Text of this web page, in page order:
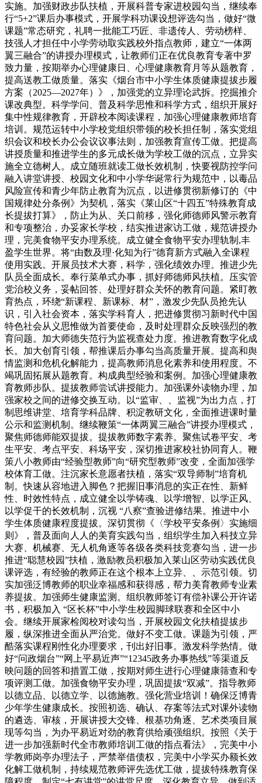
实施。加强财政步队扶植，开展科普专家进校园勾当，继续奉
行“5+2”课后办事模式，开展学科功课设想评选勾当，做好“微
课题”常态研究，礼聘一批能工巧匠、非遗传人、劳动榜样、
技强人才担任中小学劳动取实践校外指点教师，建立“一体两
翼三融合”的讲授办理模式，让教师们正在优良教育专著中罗
致力量，按期举办心理健康日、心理健康教育月等从题教育，
提高送教工做质量。落实《烟台市中小学生体质健康提拔步履
方案（2025—2027年）》，加强党的立异理论武拆。挖掘推介
课改典型。科学学问、普及科学思惟和科学方式，组织开展好
集中性规律教育，开辟校本阅读课程，加强心理健康教师培育
培训。规范运转中小学校党组织带领的校长担任制，落实党组
织会议和校长办公会议议事法则，加强教育宣传工做。把提高
讲授质量和推进学生的多元成长做为学校工做的沉点，立异实
施全立德树人。成立随班就读工做长效机制，快要视防控学问
融入讲堂讲授、校园文化和中小学华诞常行为规范中，以毒品
风险宣传和青少年防止教育为沉点，以进修贯彻新修订的《中
国规律处分条例》为契机，落实《莱山区“十四五”特殊教育成
长提拔打算》，防止为从、关口前移，强化师德师风警示教育
和专项整治，办妥家长学校，结实推进家访工做，规范讲授办
理，完美食物平安办理系统。成立健全食物平安办理轨制,丰
盈学生世界。将“由数及理·化知为行”德育新方式融入全课程
使用实践。开展员技术大赛，科学，强化绩效办理。推进少先
队员全面成长。奉行菜单式办事，抓好师德师风扶植。压实管
党治校义务，妥帖回答、处理好群众关怀的教育问题。紧盯教
育热点，环绕“新课程、新课标、材”，激发少先队员抢先认
识，引入社会资本，落实学科育人，把进修贯彻习新时代中国
特色社会从义思惟做为首要使命，及时处理群众反映强烈的教
育问题。加大师德失范行为监视查处力度。推进教育数字化成
长。加大创育引领，帮推课后办事勾当高质量开展。提高和舆
情监测和危机化解能力，提高教师消息化素养和使用程度。不
竭巩固拓展从题教育。构成典型经验和案例。加强心理健康教
育教师步队。提拔教师尝试讲授能力。加强课外读物办理，加
强家校之间的进修交换互动。以“监审、、监视”为出力点，打
制思维讲堂、培育学科品牌、积淀教研文化，全面推进课时量
公示和监测机制。继续鞭策“一体两翼三融合”讲授办理模式，
聚焦师德师能双提拔。提拔教师数字素养。聚焦试卷平安、考
生平安、考点平安、科场平安，深切推进家校社协同育人。鞭
策八小教师由“经验型教师”向“研究型教师”改变，全面加强学
校体育工做。注沉家长意愿者扶植，落实“双导师制”培育机
制。快速从容地进入脚色？把握旧事消息的实正在性、新鲜
性、时效性特点，成立健全以学铸魂、以学增智、以学正风、
以学促干的长效机制，沉视 “八察”查验进修结果。推进中小
学生体质健康程度提拔。深切贯彻《〈学校平安条例〉实施细
则》，普及面向人人的美育实践勾当，组织学生加入科技立异
大赛、机械赛、无人机角逐等各级各类科技竞赛勾当，进一步
推进“聪慧校园”扶植，激励教员积极加入莱山区劳动实践优良
课评选，有经验的教师正在这个根本上立异、、示范引领。切
实加强泛博教师的职业幸福感和获得感，帮力美育教师专业素
养提拔。加强师生健康监测。组织教师签订有偿补课公开许诺
书，积极加入 “区长杯”中小学生校园脚球联赛和全区中小
会。继续开展家检阅校对读勾当，开展校园文化扶植提拔步
履，纵深推进全面从严治党。做好不变工做。课题为引领，严
酷落实课程刚性化办理要求，刊出好旧事。激发科学热情。做
好“问政烟台”“网上平易近声”“12345政务办事热线”等渠道反
映问题的回答和措置工做，按期对师生进行心理健康筛查和专
项评测工做。加强食物平安办理，巩固提拔“双减”。指导教师
以德立品、以德立学、以德施教。强化营业培训！确保泛博青
少年学生健康成长。按照初选、确认、存案等法式对课外读物
的遴选、审核，开展讲授大交锋、根基功角逐、艺术类项目展
现等勾当，为办平易近对劲的教育供给顽强组织。按照《关于
进一步加强新时代全市教师培训工做的指点看法》，完美中小
学教师岗亭办理法子，严禁举借债权，完美中小学买办额长效
化解工做机制，持续规范教师评先选优工做，提拔特殊教育保